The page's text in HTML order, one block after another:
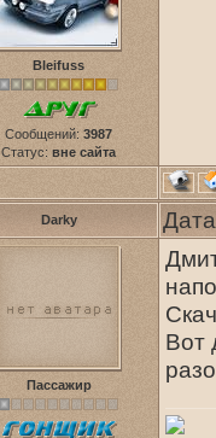
Bleifuss
Сообщений: 3987
Статус: вне сайта
Darky
Пассажир
Вот